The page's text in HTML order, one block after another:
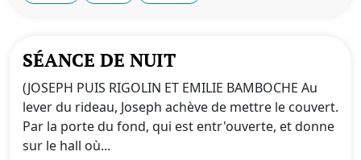
SÉANCE DE NUIT
(JOSEPH PUIS RIGOLIN ET EMILIE BAMBOCHE Au
lever du rideau, Joseph achève de mettre le couvert.
Par la porte du fond, qui est entr'ouverte, et donne
sur le hall où...